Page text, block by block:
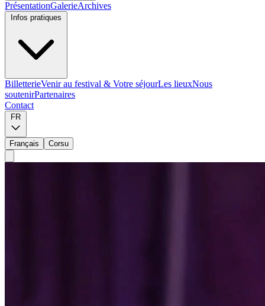
PrésentationGalerieArchives
BilletterieVenir au festival & Votre séjourLes lieuxNous
soutenirPartenaires
Contact
Français Corsu